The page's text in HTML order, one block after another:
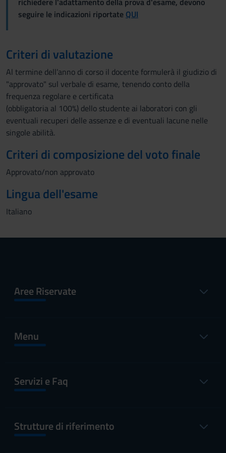
seguire le indicazioni riportate QUI
Criteri di valutazione
Al termine dell’anno di corso il docente formulerà il giudizio di
"approvato" sul verbale di esame, tenendo conto della
frequenza regolare e certificata
(obbligatoria al 100%) dello studente ai laboratori con gli
eventuali recuperi delle assenze e di eventuali lacune nelle
singole abilità.
Criteri di composizione del voto finale
Approvato/non approvato
Lingua dell'esame
Italiano
Aree Riservate
Menu
Servizi e Faq
Strutture di riferimento